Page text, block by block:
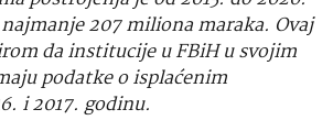
207 miliona maraka. Ovaj
da institucije u FBiH u svojim
podatke o isplaćenim
i 2017. godinu.